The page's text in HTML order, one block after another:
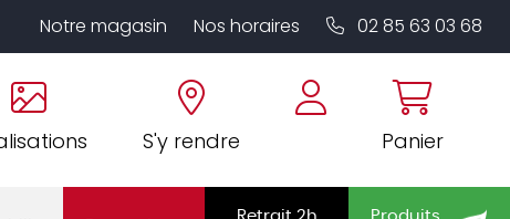
Notre magasin Nos horaires 02 85 63 03 68
S'y rendre Panier